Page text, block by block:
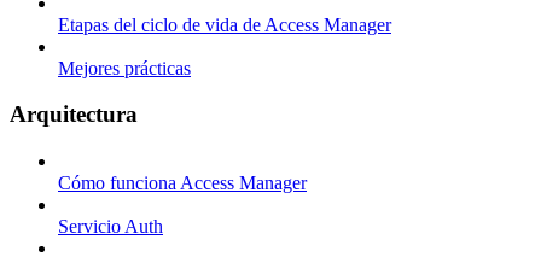
Etapas del ciclo de vida de Access Manager
Mejores prácticas
Arquitectura
Cómo funciona Access Manager
Servicio Auth